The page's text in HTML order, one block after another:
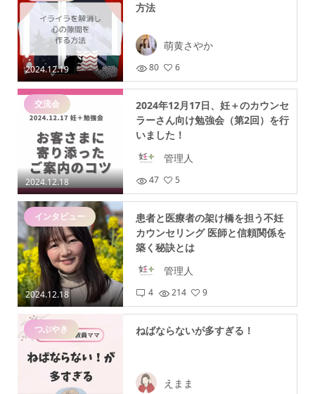
2024.12.19
方法
萌黄さやか
80 6
2024.12.18
交流会
2024年12月17日、妊＋のカウンセ
ラーさん向け勉強会（第2回）を行
いました！
管理人
47 5
2024.12.18
インタビュー
患者と医療者の架け橋を担う不妊
カウンセリング 医師と信頼関係を
築く秘訣とは
管理人
4 214 9
つぶやき ねばならないが多すぎる！
えまま